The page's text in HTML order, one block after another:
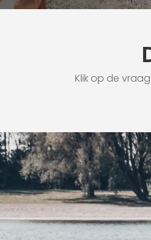
Klik op de